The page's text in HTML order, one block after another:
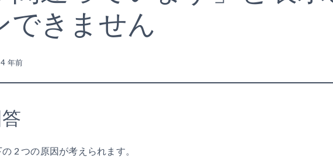
できません
4 年前
2 つの原因が考えられます。